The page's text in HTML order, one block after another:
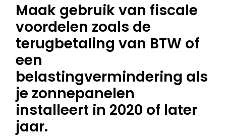
Maak gebruik van fiscale
voordelen zoals de
terugbetaling van BTW of
een
belastingvermindering als
je zonnepanelen
installeert in 2020 of later
jaar.